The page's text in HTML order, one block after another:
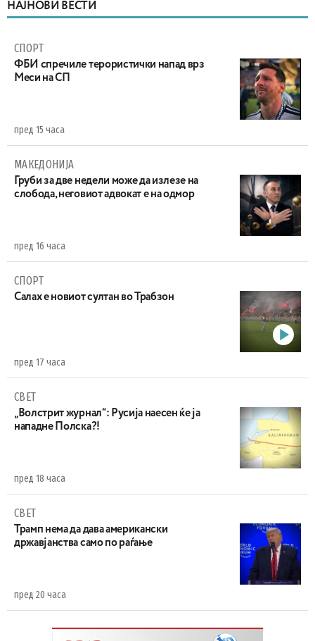
НАЈНОВИ ВЕСТИ
СПОРТ
ФБИ спречиле терористички напад врз
Меси на СП
пред 15 часа
МАКЕДОНИЈА
Груби за две недели може да излезе на
слобода, неговиот адвокат е на одмор
пред 16 часа
СПОРТ
Салах е новиот султан во Трабзон
пред 17 часа
СВЕТ
„Волстрит журнал“: Русија наесен ќе ја
нападне Полска?!
пред 18 часа
СВЕТ
Трамп нема да дава американски
државјанства само по раѓање
пред 20 часа